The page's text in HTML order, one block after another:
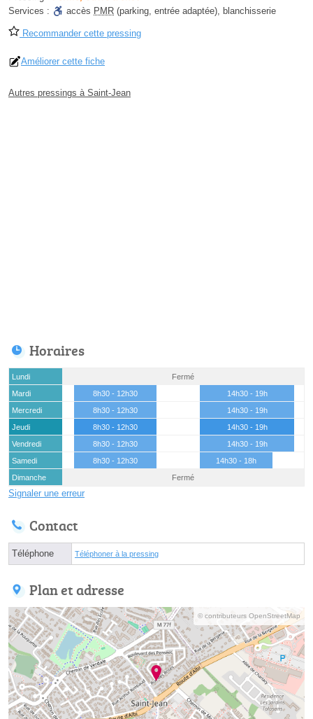
Services :
accès PMR (parking, entrée adaptée), blanchisserie
Recommander cette pressing
Améliorer cette fiche
Autres pressings à Saint-Jean
Horaires
Lundi
Fermé
Mardi
8h30 - 12h30
14h30 - 19h
Mercredi
8h30 - 12h30
14h30 - 19h
Jeudi
8h30 - 12h30
14h30 - 19h
Vendredi
8h30 - 12h30
14h30 - 19h
Samedi
8h30 - 12h30
14h30 - 18h
Dimanche
Fermé
Signaler une erreur
Contact
Téléphone Téléphoner à la pressing
Plan et adresse
© contributeurs OpenStreetMap